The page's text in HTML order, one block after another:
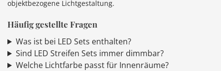
objektbezogene Lichtgestaltung.
Häufig gestellte Fragen
Was ist bei LED Sets enthalten?
Sind LED Streifen Sets immer dimmbar?
Welche Lichtfarbe passt für Innenräume?